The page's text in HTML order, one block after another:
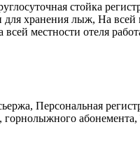
стойка
хранения лыж, На всей
местности отеля
Персональная